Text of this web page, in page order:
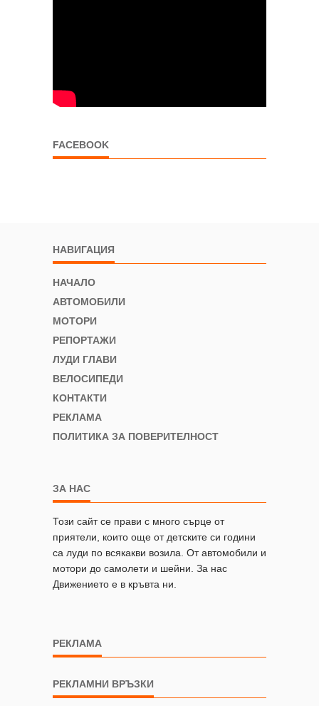
FACEBOOK
НАВИГАЦИЯ
НАЧАЛО
АВТОМОБИЛИ
МОТОРИ
РЕПОРТАЖИ
ЛУДИ ГЛАВИ
ВЕЛОСИПЕДИ
КОНТАКТИ
РЕКЛАМА
ПОЛИТИКА ЗА ПОВЕРИТЕЛНОСТ
ЗА НАС
Този сайт се прави с много сърце от
приятели, които още от детските си години
са луди по всякакви возила. От автомобили и
мотори до самолети и шейни. За нас
Движението е в кръвта ни.
РЕКЛАМА
РЕКЛАМНИ ВРЪЗКИ